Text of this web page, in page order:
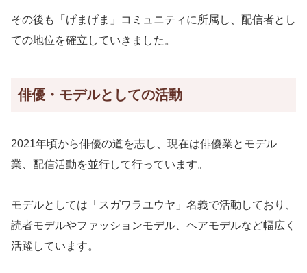
その後も「げまげま」コミュニティに所属し、配信者とし
ての地位を確立していきました。
俳優・モデルとしての活動
2021年頃から俳優の道を志し、現在は俳優業とモデル
業、配信活動を並行して行っています。
モデルとしては「スガワラユウヤ」名義で活動しており、
読者モデルやファッションモデル、ヘアモデルなど幅広く
活躍しています。